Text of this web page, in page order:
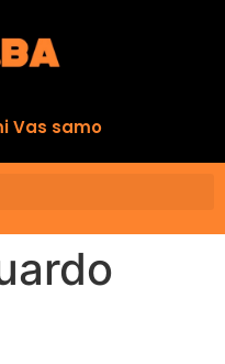
Vas samo